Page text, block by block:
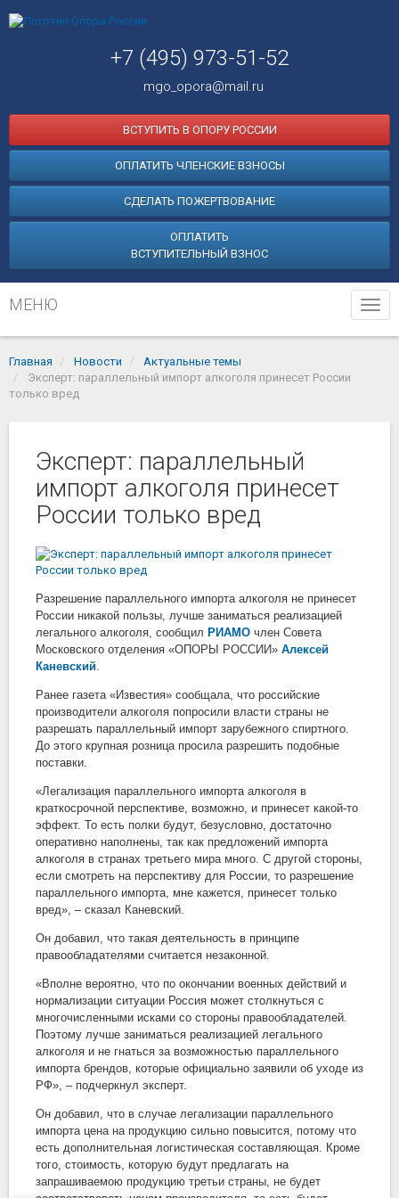
+7 (495) 973-51-52
mgo_opora@mail.ru
ВСТУПИТЬ В ОПОРУ РОССИИ
ОПЛАТИТЬ ЧЛЕНСКИЕ ВЗНОСЫ
СДЕЛАТЬ ПОЖЕРТВОВАНИЕ
ОПЛАТИТЬ
ВСТУПИТЕЛЬНЫЙ ВЗНОС
МЕНЮ
Главная Новости
Актуальные темы
Эксперт: параллельный импорт алкоголя принесет России
только вред
Эксперт: параллельный
импорт алкоголя принесет
России только вред
Разрешение параллельного импорта алкоголя не принесет
России никакой пользы, лучше заниматься реализацией
легального алкоголя, сообщил РИАМО член Совета
Московского отделения «ОПОРЫ РОССИИ» Алексей
Каневский.
Ранее газета «Известия» сообщала, что российские
производители алкоголя попросили власти страны не
разрешать параллельный импорт зарубежного спиртного.
До этого крупная розница просила разрешить подобные
поставки.
«Легализация параллельного импорта алкоголя в
краткосрочной перспективе, возможно, и принесет какой-то
эффект. То есть полки будут, безусловно, достаточно
оперативно наполнены, так как предложений импорта
алкоголя в странах третьего мира много. С другой стороны,
если смотреть на перспективу для России, то разрешение
параллельного импорта, мне кажется, принесет только
вред», – сказал Каневский.
Он добавил, что такая деятельность в принципе
правообладателями считается незаконной.
«Вполне вероятно, что по окончании военных действий и
нормализации ситуации Россия может столкнуться с
многочисленными исками со стороны правообладателей.
Поэтому лучше заниматься реализацией легального
алкоголя и не гнаться за возможностью параллельного
импорта брендов, которые официально заявили об уходе из
РФ», – подчеркнул эксперт.
Он добавил, что в случае легализации параллельного
импорта цена на продукцию сильно повысится, потому что
есть дополнительная логистическая составляющая. Кроме
того, стоимость, которую будут предлагать на
запрашиваемою продукцию третьи страны, не будет